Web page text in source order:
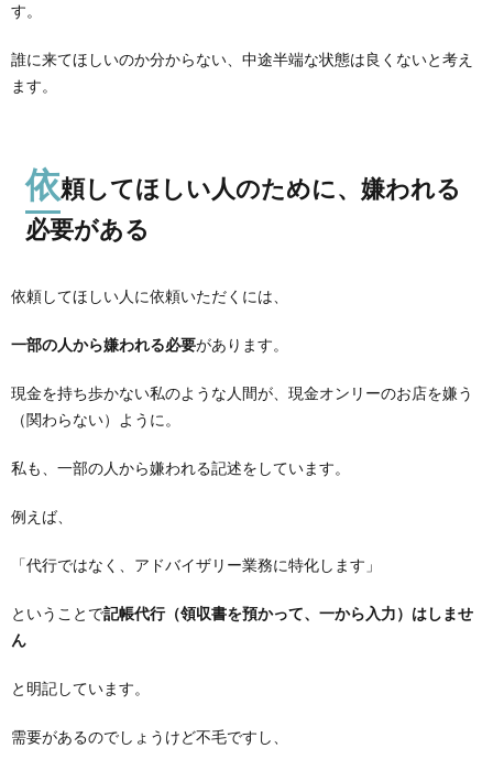
す。
誰に来てほしいのか分からない、中途半端な状態は良くないと考え
ます。
依頼してほしい人のために、嫌われる
必要がある
依頼してほしい人に依頼いただくには、
一部の人から嫌われる必要があります。
現金を持ち歩かない私のような人間が、現金オンリーのお店を嫌う
（関わらない）ように。
私も、一部の人から嫌われる記述をしています。
例えば、
「代行ではなく、アドバイザリー業務に特化します」
ということで記帳代行（領収書を預かって、一から入力）はしませ
ん
と明記しています。
需要があるのでしょうけど不毛ですし、